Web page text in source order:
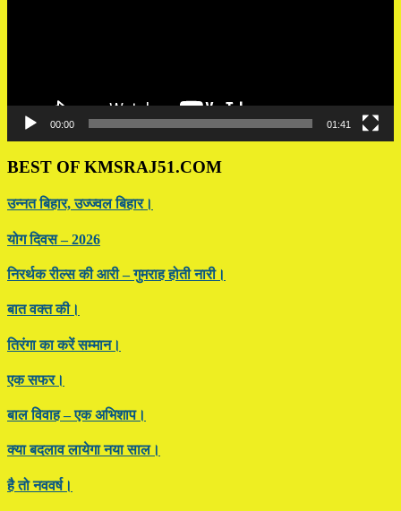
00:00 01:41
BEST OF KMSRAJ51.COM
उन्नत बिहार, उज्ज्वल बिहार।
योग दिवस – 2026
निरर्थक रील्स की आरी – गुमराह होती नारी।
बात वक्त की।
तिरंगा का करें सम्मान।
एक सफर।
बाल विवाह – एक अभिशाप।
क्या बदलाव लायेगा नया साल।
है तो नववर्ष।